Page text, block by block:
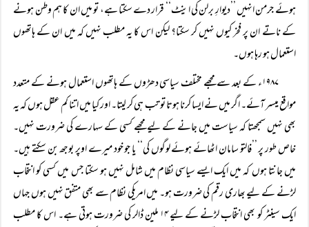
ہوئے جرمن انہیں ’’دیوارِ برلن کی اینٹ‘‘ قرار دے سکتا ہے، تو میں ان کا ہم وطن ہونے
کے ناتے ان پر فخر کیوں نہیں کر سکتا؟ لیکن اس کا یہ مطلب نہیں کہ میں ان کے ہاتھوں
استعمال ہو رہا ہوں۔
۱۹۸۷ء کے بعد سے مجھے مختلف سیاسی دھڑوں کے ہاتھوں استعمال ہونے کے متعدد
مواقع میسر آئے۔ اگر میں نے ایسا کرنا ہوتا تو تب ہی کر لیتا۔ اور کیا میں اتنا کم عقل ہوں کہ یہ
بھی نہیں سمجھتا کہ سیاست میں جانے کے لیے مجھے کسی کے سہارے کی ضرورت نہیں۔
خاص طور پر ’’فالتو سامان اٹھائے ہوئے لوگوں کی‘‘ یا جو خود میرے اوپر بوجھ بن سکتے ہیں۔
میں جانتا ہوں کہ میں ایک ایسے سیاسی نظام میں شامل نہیں ہو سکتا جس میں کسی کو انتخاب
لڑنے کے لیے بھاری رقم کی ضرورت ہو۔ میں امریکی نظام سے بھی متفق نہیں ہوں جہاں
ایک سینٹر کو بھی انتخاب لڑنے کے لیے ۱۴ ملین ڈالر کی ضرورت ہوتی ہے۔ اس کا مطلب